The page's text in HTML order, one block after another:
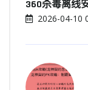
360杀毒离线
2026-04-10